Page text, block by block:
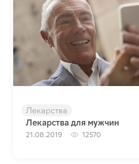
Лекарства
Лекарства для мужчин
21.08.2019 12570